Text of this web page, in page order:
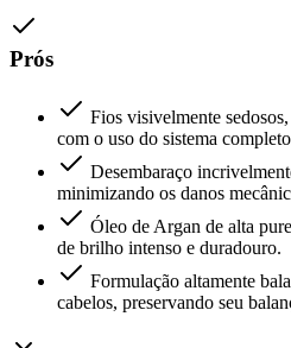
Prós
Fios visivelmente
com o uso do sistema
Desembaraço
minimizando os danos
Óleo de Argan de alta
de brilho intenso e duradouro.
Formulação altamente
cabelos, preservando seu